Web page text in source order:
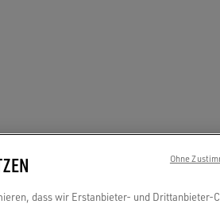
dass wir Erstanbieter- und Drittanbieter-
Ohne